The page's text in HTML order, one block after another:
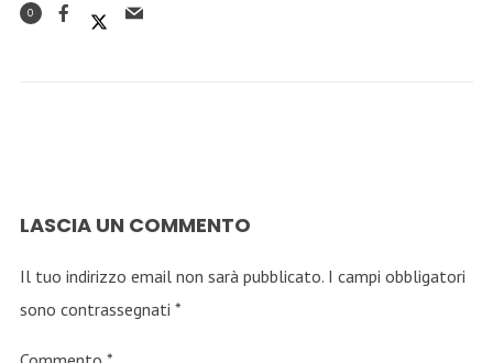
0
LASCIA UN COMMENTO
Il tuo indirizzo email non sarà pubblicato. I campi obbligatori
sono contrassegnati *